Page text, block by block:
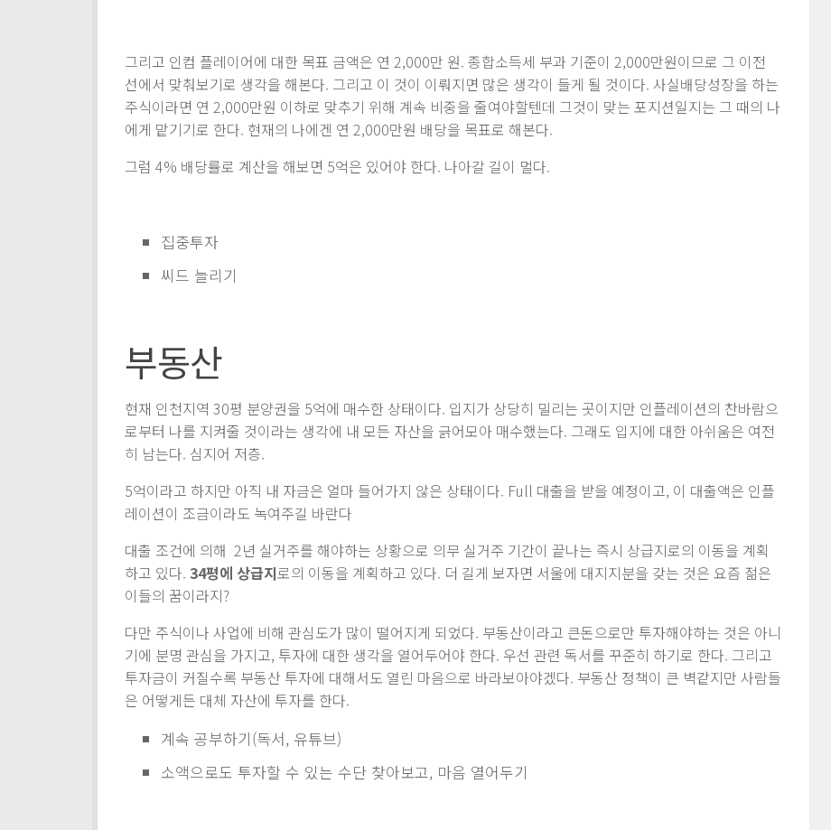
그리고 인컴 플레이어에 대한 목표 금액은 연 2,000만 원. 종합소득세 부과 기준이 2,000만원이므로 그 이전
선에서 맞춰보기로 생각을 해본다. 그리고 이 것이 이뤄지면 많은 생각이 들게 될 것이다. 사실배당성장을 하는
주식이라면 연 2,000만원 이하로 맞추기 위해 계속 비중을 줄여야할텐데 그것이 맞는 포지션일지는 그 때의 나
에게 맡기기로 한다. 현재의 나에겐 연 2,000만원 배당을 목표로 해본다.
그럼 4% 배당률로 계산을 해보면 5억은 있어야 한다. 나아갈 길이 멀다.
집중투자
씨드 늘리기
부동산
현재 인천지역 30평 분양권을 5억에 매수한 상태이다. 입지가 상당히 밀리는 곳이지만 인플레이션의 찬바람으
로부터 나를 지켜줄 것이라는 생각에 내 모든 자산을 긁어모아 매수했는다. 그래도 입지에 대한 아쉬움은 여전
히 남는다. 심지어 저층.
5억이라고 하지만 아직 내 자금은 얼마 들어가지 않은 상태이다. Full 대출을 받을 예정이고, 이 대출액은 인플
레이션이 조금이라도 녹여주길 바란다
대출 조건에 의해 2년 실거주를 해야하는 상황으로 의무 실거주 기간이 끝나는 즉시 상급지로의 이동을 계획
하고 있다. 34평에 상급지로의 이동을 계획하고 있다. 더 길게 보자면 서울에 대지지분을 갖는 것은 요즘 젊은
이들의 꿈이라지?
다만 주식이나 사업에 비해 관심도가 많이 떨어지게 되었다. 부동산이라고 큰돈으로만 투자해야하는 것은 아니
기에 분명 관심을 가지고, 투자에 대한 생각을 열어두어야 한다. 우선 관련 독서를 꾸준히 하기로 한다. 그리고
투자금이 커질수록 부동산 투자에 대해서도 열린 마음으로 바라보아야겠다. 부동산 정책이 큰 벽같지만 사람들
은 어떻게든 대체 자산에 투자를 한다.
계속 공부하기(독서, 유튜브)
소액으로도 투자할 수 있는 수단 찾아보고, 마음 열어두기